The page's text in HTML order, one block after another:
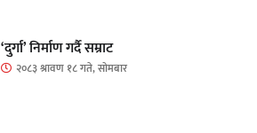
‘दुर्गा’ निर्माण गर्दै सम्राट
२०८३ श्रावण १८ गते, सोमबार